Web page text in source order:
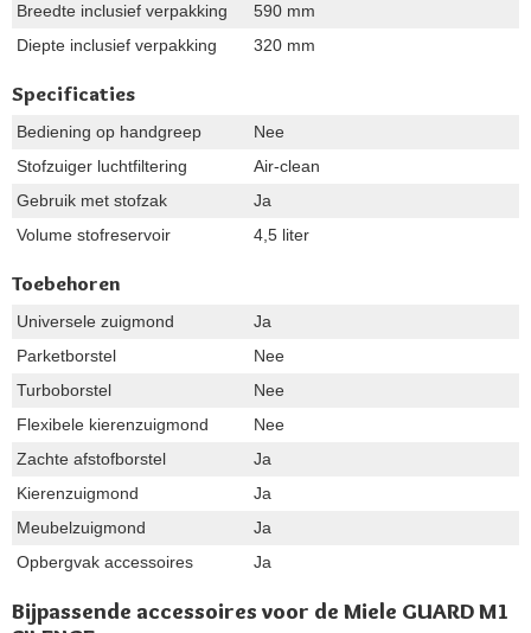
Breedte inclusief verpakking
590 mm
Diepte inclusief verpakking
320 mm
Specificaties
Bediening op handgreep
Nee
Stofzuiger luchtfiltering
Air-clean
Gebruik met stofzak
Ja
Volume stofreservoir
4,5 liter
Toebehoren
Universele zuigmond
Ja
Parketborstel
Nee
Turboborstel
Nee
Flexibele kierenzuigmond
Nee
Zachte afstofborstel
Ja
Kierenzuigmond
Ja
Meubelzuigmond
Ja
Opbergvak accessoires
Ja
Bijpassende accessoires voor de Miele GUARD M1